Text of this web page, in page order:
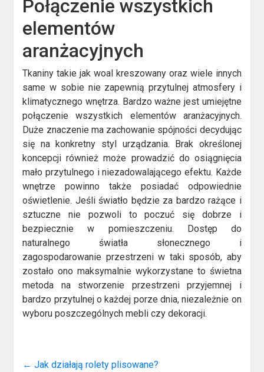
Połączenie wszystkich
elementów
aranżacyjnych
Tkaniny takie jak woal kreszowany oraz wiele innych
same w sobie nie zapewnią przytulnej atmosfery i
klimatycznego wnętrza. Bardzo ważne jest umiejętne
połączenie wszystkich elementów aranżacyjnych.
Duże znaczenie ma zachowanie spójności decydując
się na konkretny styl urządzania. Brak określonej
koncepcji również może prowadzić do osiągnięcia
mało przytulnego i niezadowalającego efektu. Każde
wnętrze powinno także posiadać odpowiednie
oświetlenie. Jeśli światło będzie za bardzo rażące i
sztuczne nie pozwoli to poczuć się dobrze i
bezpiecznie w pomieszczeniu. Dostęp do
naturalnego światła słonecznego i
zagospodarowanie przestrzeni w taki sposób, aby
zostało ono maksymalnie wykorzystane to świetna
metoda na stworzenie przestrzeni przyjemnej i
bardzo przytulnej o każdej porze dnia, niezależnie on
wyboru poszczególnych mebli czy dekoracji.
← Jak działają rolety plisowane?